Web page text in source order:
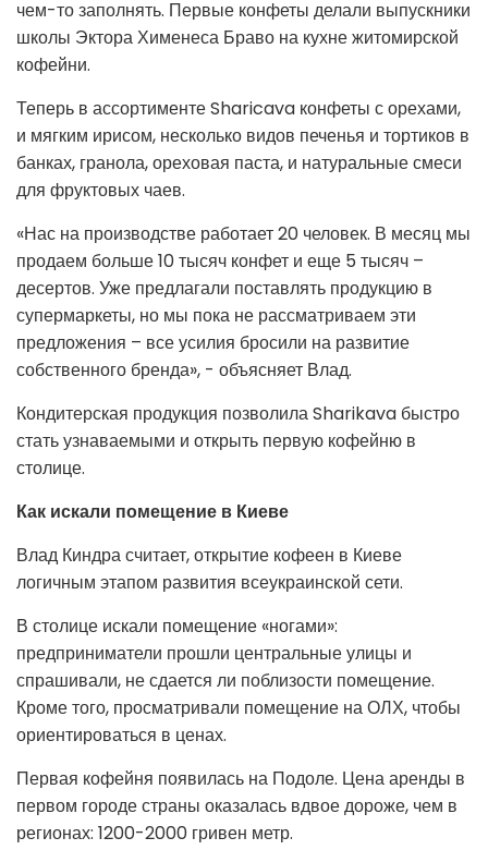
чем-то заполнять. Первые конфеты делали выпускники
школы Эктора Хименеса Браво на кухне житомирской
кофейни.
Теперь в ассортименте Sharicava конфеты с орехами,
и мягким ирисом, несколько видов печенья и тортиков в
банках, гранола, ореховая паста, и натуральные смеси
для фруктовых чаев.
«Нас на производстве работает 20 человек. В месяц мы
продаем больше 10 тысяч конфет и еще 5 тысяч –
десертов. Уже предлагали поставлять продукцию в
супермаркеты, но мы пока не рассматриваем эти
предложения – все усилия бросили на развитие
собственного бренда», - объясняет Влад.
Кондитерская продукция позволила Sharikava быстро
стать узнаваемыми и открыть первую кофейню в
столице.
Как искали помещение в Киеве
Влад Киндра считает, открытие кофеен в Киеве
логичным этапом развития всеукраинской сети.
В столице искали помещение «ногами»:
предприниматели прошли центральные улицы и
спрашивали, не сдается ли поблизости помещение.
Кроме того, просматривали помещение на ОЛХ, чтобы
ориентироваться в ценах.
Первая кофейня появилась на Подоле. Цена аренды в
первом городе страны оказалась вдвое дороже, чем в
регионах: 1200-2000 гривен метр.